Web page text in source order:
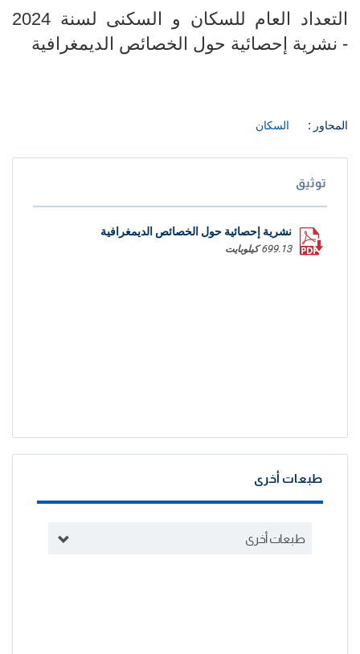
التعداد العام للسكان و السكنى لسنة 2024
- نشرية إحصائية حول الخصائص الديمغرافية
المحاور : السكان
توثيق
نشرية إحصائية حول الخصائص الديمغرافية
699.13 كيلوبايت
طبعات أخرى
طبعات أخرى